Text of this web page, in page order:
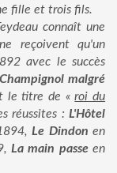
fille et trois fils.
connaît une
reçoivent qu'un
avec le succès
Champignol malgré
le titre de «roi du
réussites : L'Hôtel
Le Dindon en
La main passeen